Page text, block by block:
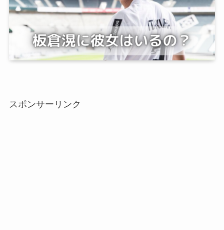
スポンサーリンク